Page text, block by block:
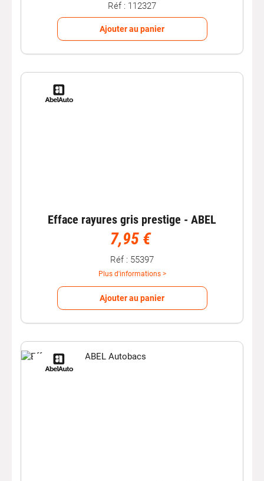
Réf : 112327
Ajouter au panier
Efface rayures gris prestige - ABEL
7,95 €
Réf : 55397
Plus d'informations >
Ajouter au panier